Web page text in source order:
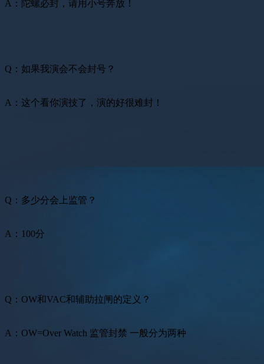
A：陀螺必封，请用小号奔放！
Q：如果我演会不会封号？
A：这个看你演技了，演的好很难封！
Q：多少分会上监管？
A：100分
Q：OW和VAC和辅助拉闸的定义？
A：OW=Over Watch 监管封禁 一般分为两种